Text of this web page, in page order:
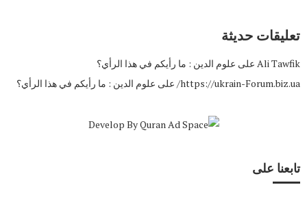
تعليقات حديثة
Ali Tawfik على علوم الدين : ما رأيكم في هذا الرأي؟
https://ukrain-Forum.biz.ua/ على علوم الدين : ما رأيكم في هذا الرأي؟
تابعنا على